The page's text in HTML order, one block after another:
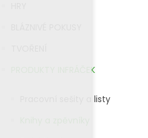
PRODUKTY INFRÁČEK
Pracovní sešity a listy